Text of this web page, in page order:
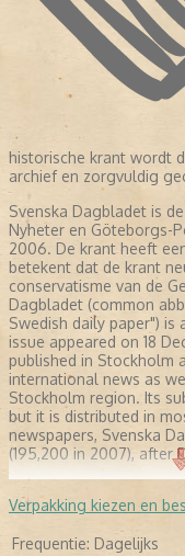
historische krant wordt
archief en zorgvuldig
Svenska Dagbladet is
Nyheter en Göteborgs-
2006. De krant heeft
betekent dat de krant
conservatisme van de
Dagbladet (common
Swedish daily paper") is
issue appeared on 18
published in Stockholm
international news as
Stockholm region. Its
but it is distributed in
newspapers, Svenska
(195,200 in 2007), after
Verpakking kiezen en
Frequentie: Dagelijks